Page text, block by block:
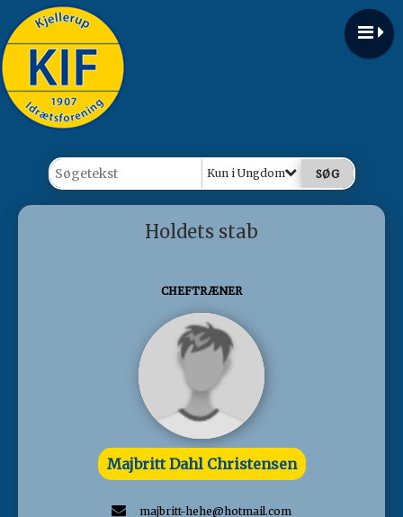
Kun i Ungdom
Holdets stab
CHEFTRÆNER
Majbritt Dahl Christensen
majbritt-hehe@hotmail.com